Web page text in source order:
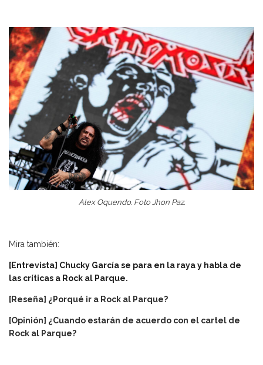
Alex Oquendo. Foto Jhon Paz.
Mira también:
[Entrevista] Chucky García se para en la raya y habla de
las críticas a Rock al Parque.
[Reseña] ¿Porqué ir a Rock al Parque?
[Opinión] ¿Cuando estarán de acuerdo con el cartel de
Rock al Parque?